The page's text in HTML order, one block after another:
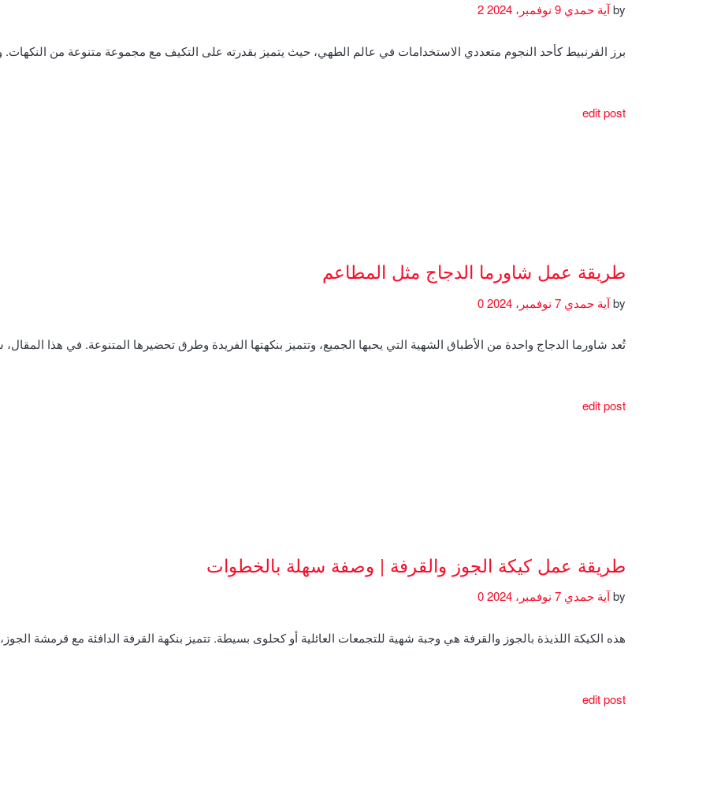
byآية حمدي
برز القرنبيط كأحد النجوم متعددي الاستخدامات في عالم الطهي، حيث يتميز بقدرته على التكيف مع مجموعة متنوعة من
edit post
طريقة عمل شاورما الدجاج مثل المطاعم
byآية حمدي
تُعد شاورما الدجاج واحدة من الأطباق الشهية التي يحبها الجميع، وتتميز بنكهتها الفريدة وطرق تحضيرها المتنوعة. في هذا
edit post
طريقة عمل كيكة الجوز والقرفة | وصفة سهلة بالخطوات
byآية حمدي
هذه الكيكة اللذيذة بالجوز والقرفة هي وجبة شهية للتجمعات العائلية أو كحلوى بسيطة. تتميز بنكهة القرفة الدافئة مع قرمشة
edit post